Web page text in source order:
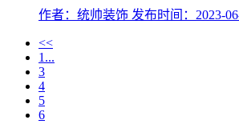
作者：统帅装饰 发布时间：2023-
<<
1...
3
4
5
6